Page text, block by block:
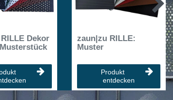
Dekor
zaun|zu RILLE:
Muster
Produkt
entdecken